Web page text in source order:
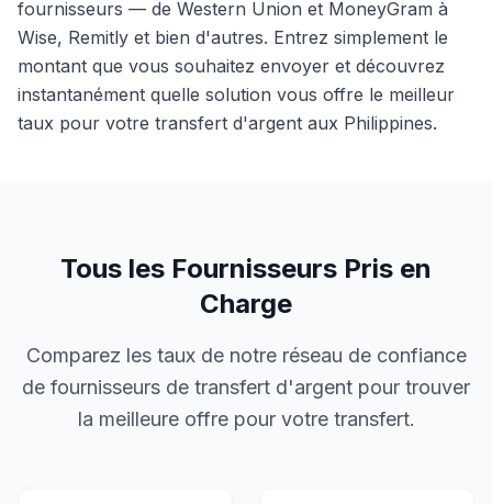
fournisseurs — de Western Union et MoneyGram à
Wise, Remitly et bien d'autres. Entrez simplement le
montant que vous souhaitez envoyer et découvrez
instantanément quelle solution vous offre le meilleur
taux pour votre transfert d'argent aux Philippines.
Tous les Fournisseurs Pris en
Charge
Comparez les taux de notre réseau de confiance
de fournisseurs de transfert d'argent pour trouver
la meilleure offre pour votre transfert.